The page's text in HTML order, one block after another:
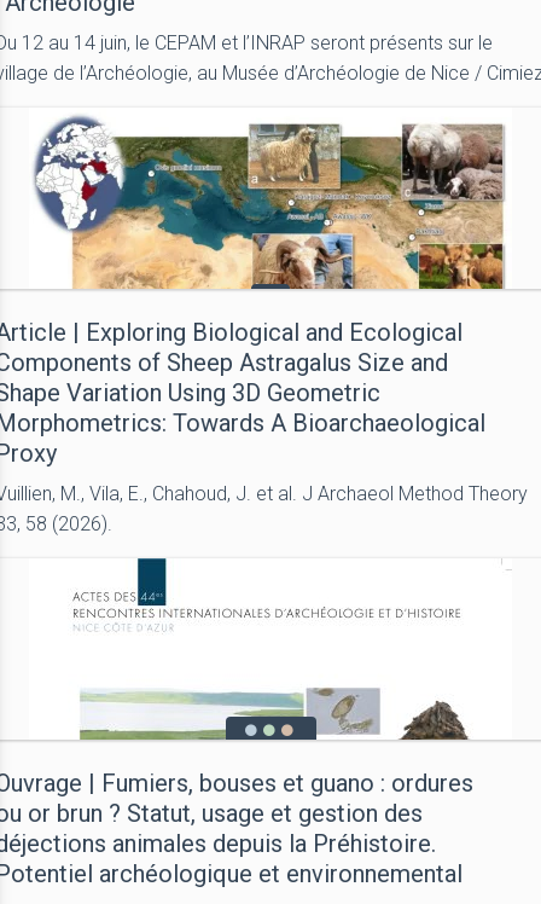
12 au 14 juin, le CEPAM et l’INRAP seront présents sur le
de l’Archéologie, au Musée d’Archéologie de Nice /
| Exploring Biological and Ecological
of Sheep Astragalus Size and
Variation Using 3D Geometric
Towards A Bioarchaeological
M., Vila, E., Chahoud, J. et al. J Archaeol Method Theory
58 (2026).
| Fumiers, bouses et guano : ordures
or brun ? Statut, usage et gestion des
animales depuis la Préhistoire.
archéologique et environnemental